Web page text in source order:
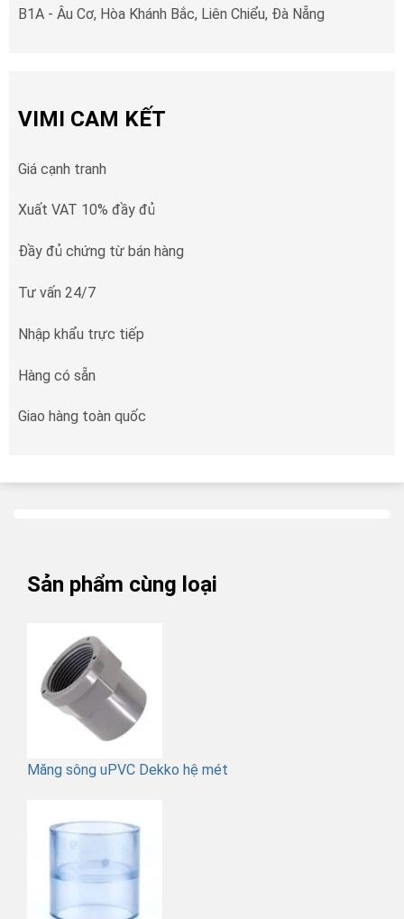
B1A - Âu Cơ, Hòa Khánh Bắc, Liên Chiểu, Đà Nẵng
VIMI CAM KẾT
Giá cạnh tranh
Xuất VAT 10% đầy đủ
Đầy đủ chứng từ bán hàng
Tư vấn 24/7
Nhập khẩu trực tiếp
Hàng có sẵn
Giao hàng toàn quốc
Sản phẩm cùng loại
Măng sông uPVC Dekko hệ mét